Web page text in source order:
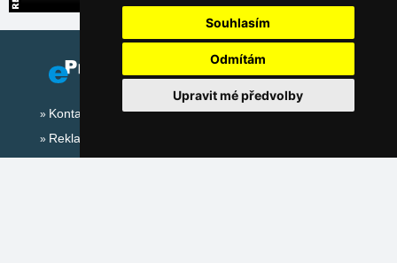
Souhlasím
Odmítám
Upravit mé předvolby
Kontakt
Reklama